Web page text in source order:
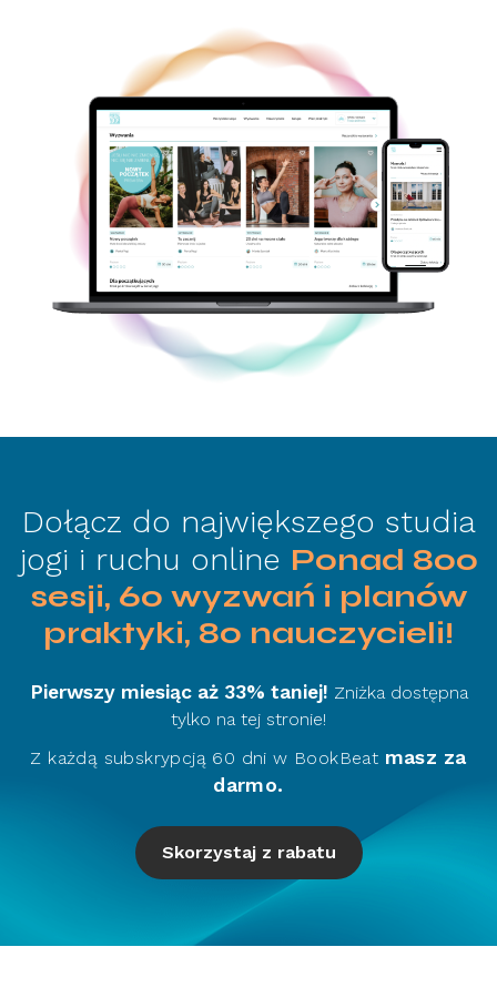
Dołącz do największego studia
jogi i ruchu online Ponad 800
sesji, 60 wyzwań i planów
praktyki, 80 nauczycieli!
Pierwszy miesiąc aż 33% taniej! Zniżka dostępna
tylko na tej stronie!
Z każdą subskrypcją 60 dni w BookBeat masz za
darmo.
Skorzystaj z rabatu